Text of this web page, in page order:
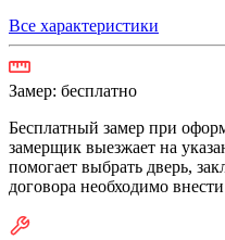
Все характеристики
Замер: бесплатно
Бесплатный замер при
замерщик выезжает на
помогает выбрать дверь,
договора необходимо